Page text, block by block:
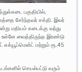
பகுதியில்,
சேர்ந்தவர் சக்தி. இவர்
மதியம் கடைக்கு வந்து
உள்ளே வைத்திருந்த இரண்டு
எக்யூப்மென்ட் மற்றும் ரூ.45
செயல்பட்டு வரும்